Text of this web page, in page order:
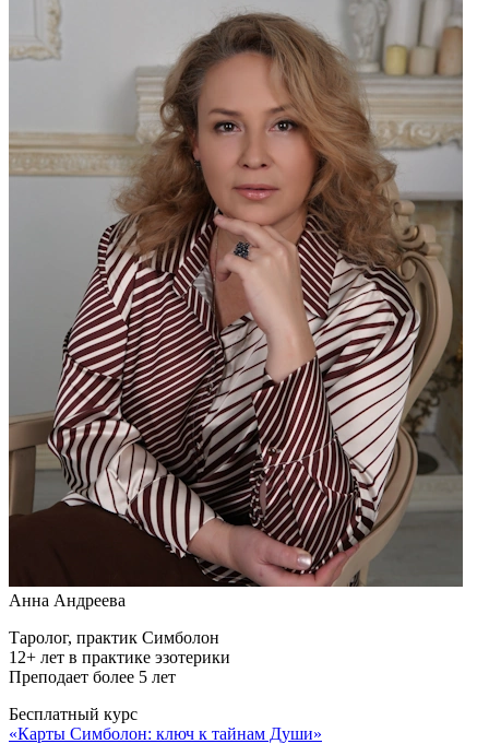
Анна Андреева
Таролог, практик Симболон
12+ лет в практике эзотерики
Преподает более 5 лет
Бесплатный курс
«Карты Симболон: ключ к тайнам Души»